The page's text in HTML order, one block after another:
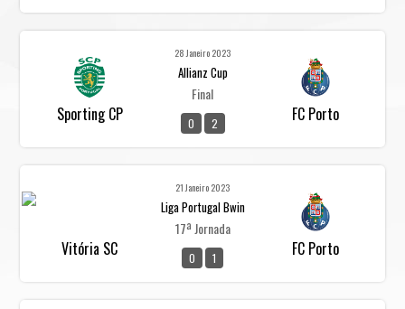
Sporting CP
28 Janeiro 2023
Allianz Cup
Final
0 2 FC Porto
Vitória SC
21 Janeiro 2023
Liga Portugal Bwin
17ª Jornada
0 1 FC Porto